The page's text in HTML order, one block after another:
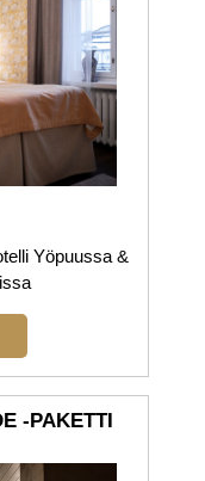
Yöpuussa &
-PAKETTI